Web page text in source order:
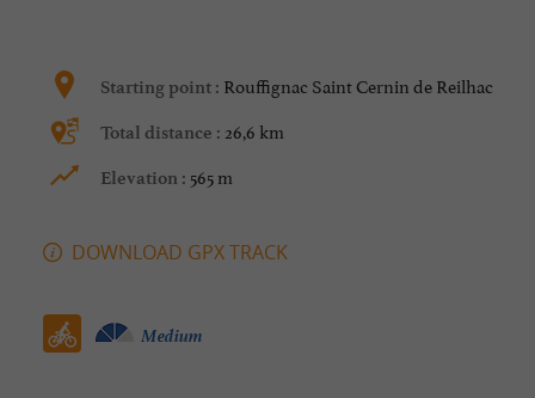
Starting point : Rouffignac Saint Cernin de Reilhac
Total distance : 26,6 km
Elevation : 565 m
DOWNLOAD GPX TRACK
Medium